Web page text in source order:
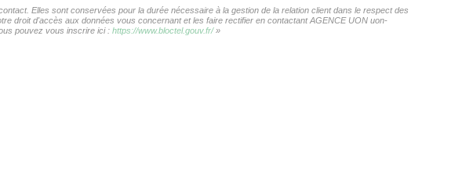
Elles sont conservées pour la durée nécessaire à la gestion de la relation client dans le respect des
droit d'accès aux données vous concernant et les faire rectifier en contactant AGENCE UON uon-
pouvez vous inscrire ici : https://www.bloctel.gouv.fr/»